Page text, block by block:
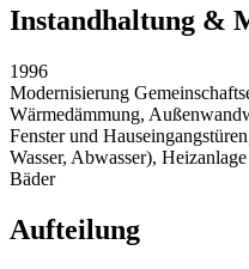
Instandhaltung &
1996
Modernisierung
Wärmedämmung,
Fenster und
Wasser, Abwasser),
Bäder
Aufteilung